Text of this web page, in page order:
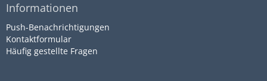
Informationen
Push-Benachrichtigungen
Kontaktformular
Häufig gestellte Fragen